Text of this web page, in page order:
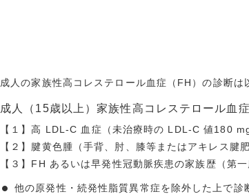
成人の家族性高コレステロール血症（FH）の診断
成人（15歳以上）家族性高コレステロール血
【１】高 LDL-C 血症（未治療時の LDL-C 値180
【２】腱黄色腫（手背、肘、膝等またはアキレス腱
【３】FH あるいは早発性冠動脈疾患の家族歴（第一
他の原発性・続発性脂質異常症を除外した上で診